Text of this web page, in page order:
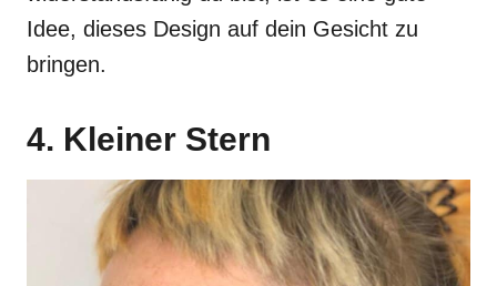
Idee, dieses Design auf dein Gesicht zu
bringen.
4. Kleiner Stern